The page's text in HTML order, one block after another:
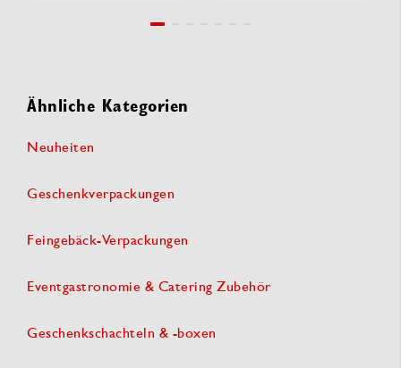
Ähnliche Kategorien
Neuheiten
Geschenkverpackungen
Feingebäck-Verpackungen
Eventgastronomie & Catering Zubehör
Geschenkschachteln & -boxen